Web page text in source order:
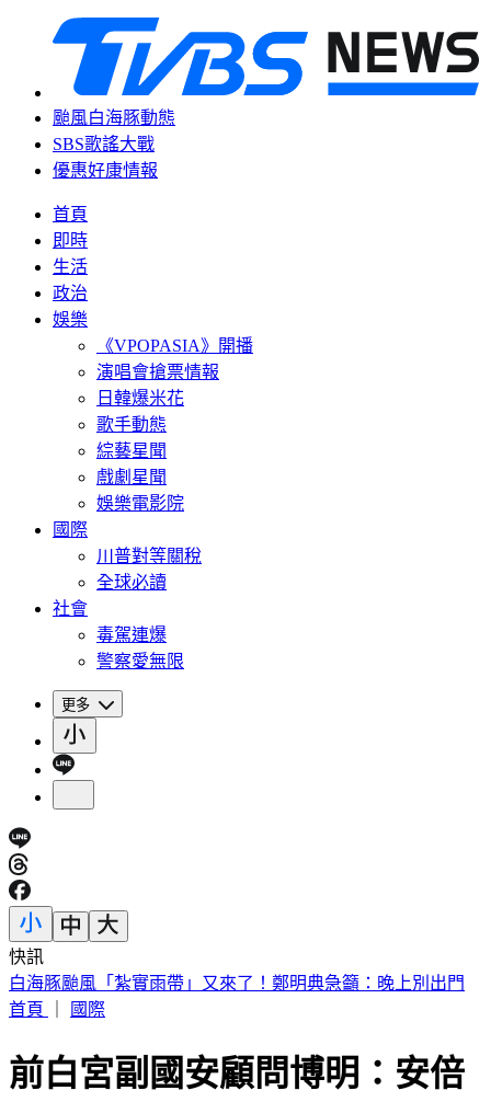
颱風白海豚動態
SBS歌謠大戰
優惠好康情報
首頁
即時
生活
政治
娛樂
《VPOPASIA》開播
演唱會搶票情報
日韓爆米花
歌手動態
綜藝星聞
戲劇星聞
娛樂電影院
國際
川普對等關稅
全球必讀
社會
毒駕連爆
警察愛無限
更多
快訊
別只看台積電！ 外媒點名「2檔AI設備股」快上車
首頁
國際
前白宮副國安顧問博明：安倍